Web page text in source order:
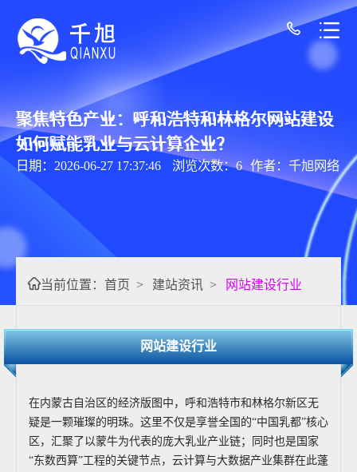
聚焦特色产业：呼和浩特和林格尔网站建设
如何赋能乳业与云计算企业？
日期：2026-06-27 17:37:46 浏览次数：6 作者：千旭网络
当前位置： 首页 > 建站资讯 > 网站建设行业
网站建设行业
在内蒙古自治区的经济版图中，呼和浩特市和林格尔新区无
疑是一颗璀璨的明珠。这里不仅是享誉全国的“中国乳都”核心
区，汇聚了以蒙牛为代表的庞大乳业产业链；同时也是国家
“东数西算”工程的关键节点，云计算与大数据产业集群在此蓬